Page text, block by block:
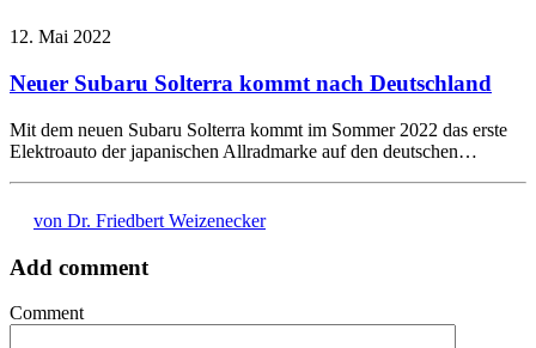
12. Mai 2022
Neuer Subaru Solterra kommt nach Deutschland
Mit dem neuen Subaru Solterra kommt im Sommer 2022 das erste
Elektroauto der japanischen Allradmarke auf den deutschen…
von Dr. Friedbert Weizenecker
Add comment
Comment